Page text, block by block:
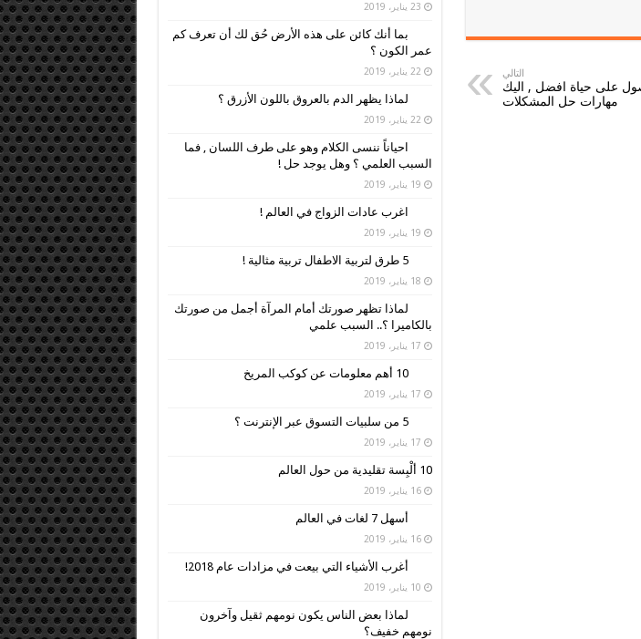
التالي
على حياة افضل , اليك
مهارات حل المشكلات
23 يناير، 2019
بما أنك كائن على هذه الأرض حُق لك أن تعرف كم
عمر الكون ؟
22 يناير، 2019
لماذا يظهر الدم بالعروق باللون الأزرق ؟
22 يناير، 2019
احياناً ننسى الكلام وهو على طرف اللسان , فما
السبب العلمي ؟ وهل يوجد حل !
19 يناير، 2019
اغرب عادات الزواج في العالم !
19 يناير، 2019
5 طرق لتربية الاطفال تربية مثالية !
18 يناير، 2019
لماذا تظهر صورتك أمام المرآة أجمل من صورتك
بالكاميرا ؟.. السبب علمي
17 يناير، 2019
10 أهم معلومات عن كوكب المريخ
17 يناير، 2019
5 من سلبيات التسوق عبر الإنترنت ؟
17 يناير، 2019
10 ألْبِسة تقليدية من حول العالم
16 يناير، 2019
أسهل 7 لغات في العالم
16 يناير، 2019
أغرب الأشياء التي بيعت في مزادات عام 2018!
10 يناير، 2019
لماذا بعض الناس يكون نومهم ثقيل وآخرون
نومهم خفيف؟